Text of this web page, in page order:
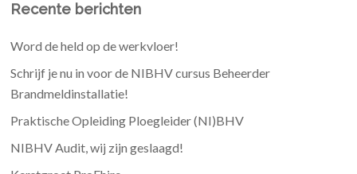
Recente berichten
Word de held op de werkvloer!
Schrijf je nu in voor de NIBHV cursus Beheerder
Brandmeldinstallatie!
Praktische Opleiding Ploegleider (NI)BHV
NIBHV Audit, wij zijn geslaagd!